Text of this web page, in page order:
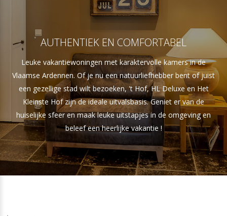
AUTHENTIEK EN COMFORTABEL
Leuke vakantiewoningen met karaktervolle kamers in de
Vlaamse Ardennen. Of je nu een natuurliefhebber bent of juist
een gezellige stad wilt bezoeken, 't Hof, HL Deluxe en Het
Kleinste Hof zijn de ideale uitvalsbasis. Geniet er van de
huiselijke sfeer en maak leuke uitstapjes in de omgeving en
beleef een heerlijke vakantie !